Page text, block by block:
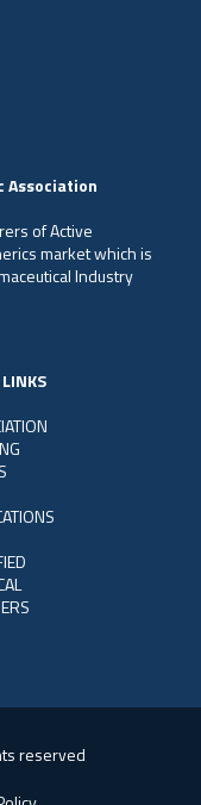
Association
of Active
market which is
Industry
reserved